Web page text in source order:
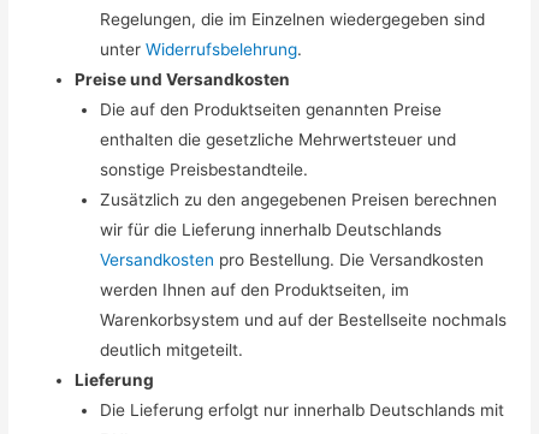
Regelungen, die im Einzelnen wiedergegeben sind
unter Widerrufsbelehrung.
Preise und Versandkosten
Die auf den Produktseiten genannten Preise
enthalten die gesetzliche Mehrwertsteuer und
sonstige Preisbestandteile.
Zusätzlich zu den angegebenen Preisen berechnen
wir für die Lieferung innerhalb Deutschlands
Versandkosten pro Bestellung. Die Versandkosten
werden Ihnen auf den Produktseiten, im
Warenkorbsystem und auf der Bestellseite nochmals
deutlich mitgeteilt.
Lieferung
Die Lieferung erfolgt nur innerhalb Deutschlands mit